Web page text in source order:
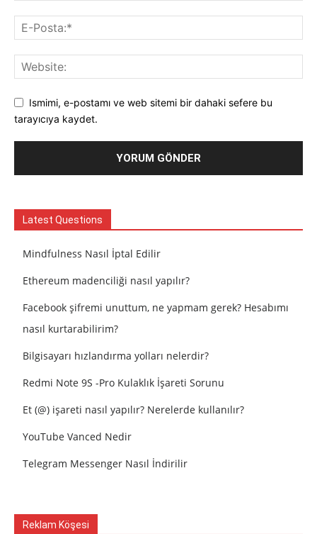
Ismimi, e-postamı ve web sitemi bir dahaki sefere bu
tarayıcıya kaydet.
Latest Questions
Mindfulness Nasıl İptal Edilir
Ethereum madenciliği nasıl yapılır?
Facebook şifremi unuttum, ne yapmam gerek? Hesabımı
nasıl kurtarabilirim?
Bilgisayarı hızlandırma yolları nelerdir?
Redmi Note 9S -Pro Kulaklık İşareti Sorunu
Et (@) işareti nasıl yapılır? Nerelerde kullanılır?
YouTube Vanced Nedir
Telegram Messenger Nasıl İndirilir
Reklam Köşesi